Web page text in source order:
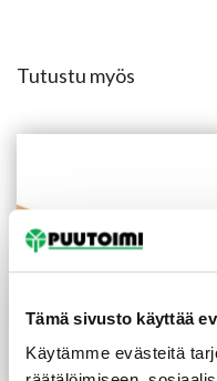
Tämä sivusto käyttää
Käytämme evästeitä
Tutustu myös
Peitelista boordilista